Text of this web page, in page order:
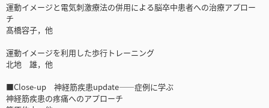
運動イメージと電気刺激療法の併用による脳卒中患者への治療アプロー
チ
髙橋容子，他
運動イメージを利用した歩行トレーニング
北地 雄，他
■Close-up 神経筋疾患update――症例に学ぶ
神経筋疾患の疼痛へのアプローチ